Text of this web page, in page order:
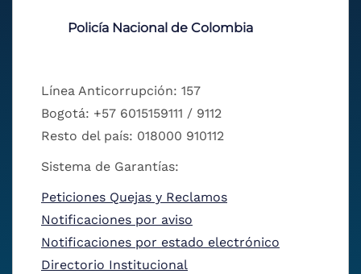
Policía Nacional de Colombia
Línea Anticorrupción: 157
Bogotá: +57 6015159111 / 9112
Resto del país: 018000 910112
Sistema de Garantías:
Peticiones Quejas y Reclamos
Notificaciones por aviso
Notificaciones por estado electrónico
Directorio Institucional